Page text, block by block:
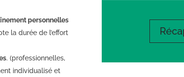
personnelles
la durée de l’effort
. (professionnelles,
individualisé et